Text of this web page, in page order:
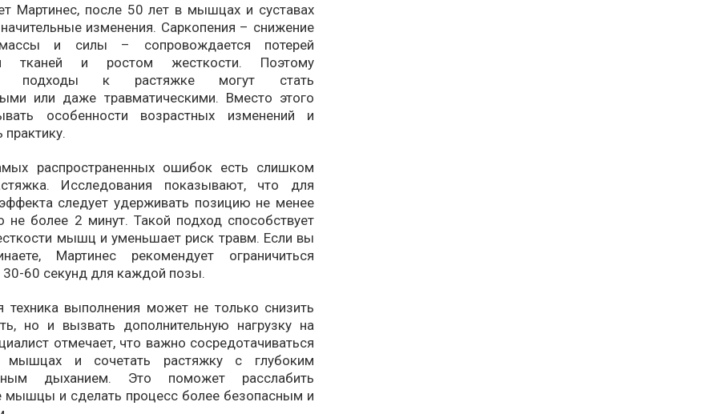
Мартинес, после 50 лет в мышцах и суставах
изменения. Саркопения – снижение
и силы – сопровождается потерей
тканей и ростом жесткости. Поэтому
подходы к растяжке могут стать
или даже травматическими. Вместо этого
особенности возрастных изменений и
практику.
распространенных ошибок есть слишком
Исследования показывают, что для
следует удерживать позицию не менее
не более 2 минут. Такой подход способствует
мышц и уменьшает риск травм. Если вы
Мартинес рекомендует ограничиться
30-60 секунд для каждой позы.
техника выполнения может не только снизить
но и вызвать дополнительную нагрузку на
отмечает, что важно сосредотачиваться
мышцах и сочетать растяжку с глубоким
дыханием. Это поможет расслабить
мышцы и сделать процесс более безопасным и